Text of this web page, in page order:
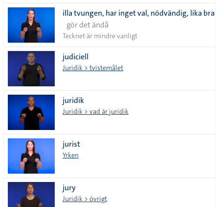
illa tvungen, har inget val, nödvändig, lika bra
gör det ändå
Tecknet är mindre vanligt
judiciell
Juridik > tvistemålet
juridik
Juridik > vad är juridik
jurist
Yrken
jury
Juridik > övrigt